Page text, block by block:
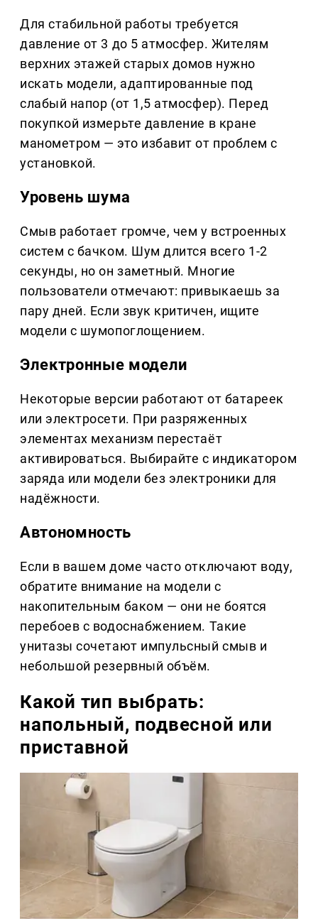
Для стабильной работы требуется
давление от 3 до 5 атмосфер. Жителям
верхних этажей старых домов нужно
искать модели, адаптированные под
слабый напор (от 1,5 атмосфер). Перед
покупкой измерьте давление в кране
манометром — это избавит от проблем с
установкой.
Уровень шума
Смыв работает громче, чем у встроенных
систем с бачком. Шум длится всего 1-2
секунды, но он заметный. Многие
пользователи отмечают: привыкаешь за
пару дней. Если звук критичен, ищите
модели с шумопоглощением.
Электронные модели
Некоторые версии работают от батареек
или электросети. При разряженных
элементах механизм перестаёт
активироваться. Выбирайте с индикатором
заряда или модели без электроники для
надёжности.
Автономность
Если в вашем доме часто отключают воду,
обратите внимание на модели с
накопительным баком — они не боятся
перебоев с водоснабжением. Такие
унитазы сочетают импульсный смыв и
небольшой резервный объём.
Какой тип выбрать:
напольный, подвесной или
приставной